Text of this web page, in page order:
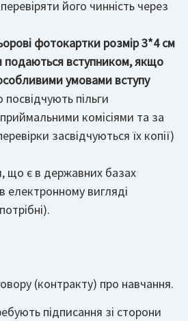
його чинність через
фотокартки розмір 3*4 см
подаються вступником, якщо
умовами вступу
пільги
комісіями та за
засвідчуються їх копії)
що є в державних базах
електронному вигляді
(контракту) про навчання.
підписання зі сторони